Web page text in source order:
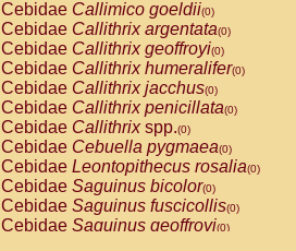
Cebidae Callimico goeldii(0)
Cebidae Callithrix argentata(0)
Cebidae Callithrix geoffroyi(0)
Cebidae Callithrix humeralifer(0)
Cebidae Callithrix jacchus(0)
Cebidae Callithrix penicillata(0)
Cebidae Callithrixspp.(0)
Cebidae Cebuella pygmaea(0)
Cebidae Leontopithecus rosalia(0)
Cebidae Saguinus bicolor(0)
Cebidae Saguinus fuscicollis(0)
Cebidae Saguinus geoffroyi(0)